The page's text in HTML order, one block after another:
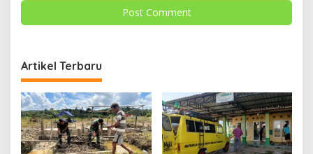
Artikel Terbaru